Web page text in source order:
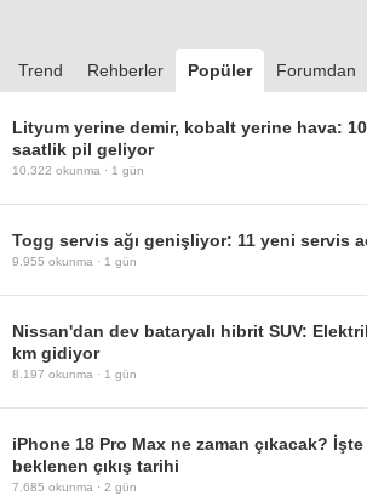
Trend Rehberler Popüler Forumdan
Lityum yerine demir, kobalt yerine hava:
saatlik pil geliyor
10.322 okunma · 1 gün
Togg servis ağı genişliyor: 11 yeni servis
9.955 okunma · 1 gün
Nissan'dan dev bataryalı hibrit SUV:
km gidiyor
8.197 okunma · 1 gün
iPhone 18 Pro Max ne zaman çıkacak? İşte
beklenen çıkış tarihi
7.685 okunma · 2 gün